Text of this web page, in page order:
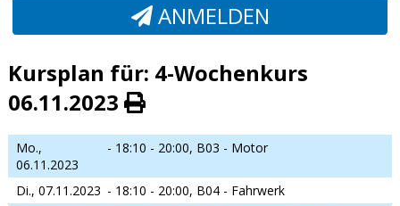
ANMELDEN
Kursplan für: 4-Wochenkurs
06.11.2023
Mo.,
06.11.2023
- 18:10 - 20:00, B03 - Motor
Di., 07.11.2023 - 18:10 - 20:00, B04 - Fahrwerk